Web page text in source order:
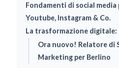
Fondamenti di social media
Youtube, Instagram & Co.
La trasformazione digitale:
Ora nuovo! Relatore di
Marketing per Berlino